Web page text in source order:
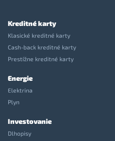
Kreditné karty
Klasické kreditné karty
Cash-back kreditné karty
Prestížne kreditné karty
Energie
Elektrina
Plyn
Investovanie
Dlhopisy